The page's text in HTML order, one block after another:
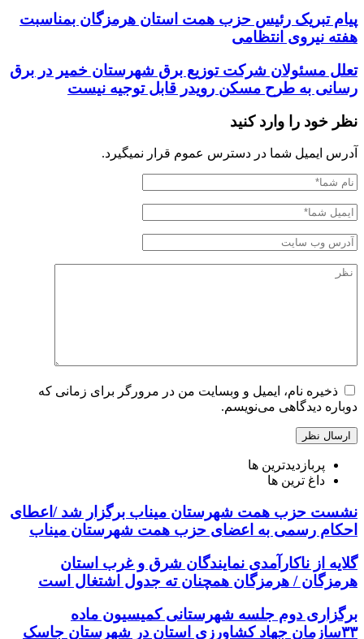
پیام تبریک رئیس حزب همت استان هرمزگان بمناسبت
هفته نیروی انتظامی
تعلل مسئولان شرکت توزیع برق شهرستان خمیر در برق
رسانی به طرح مسکن رویدر قابل توجیه نیست
نظر خود را وارد کنید
آدرس ایمیل شما در دسترس عموم قرار نمیگیرد.
ذخیره نام، ایمیل و وبسایت من در مرورگر برای زمانی که
دوباره دیدگاهی می‌نویسم.
پربازدیدترین ها
داغ ترین ها
نشست حزب همت شهرستان میناب برگزار شد /اعطای
احکام رسمی به اعضای حزب همت شهرستان میناب
گلایه از ناکارآمدی نمایندگان شرق و غرب استان
هرمزگان / هرمزگان همچنان ته جدول اشتغال است
برگزاری دوم جلسه شهرستانی کمیسیون ماده
۳۳سازمان جهاد کشاورزی استان در شهرستان جاسک